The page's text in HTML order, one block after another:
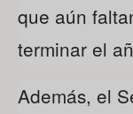
que aún
terminar el
Además, el